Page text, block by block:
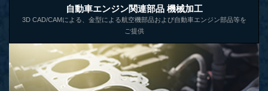
自動車エンジン関連部品 機械加工
3D CAD/CAMによる、金型による航空機部品および自動車エンジン部品等を
ご提供